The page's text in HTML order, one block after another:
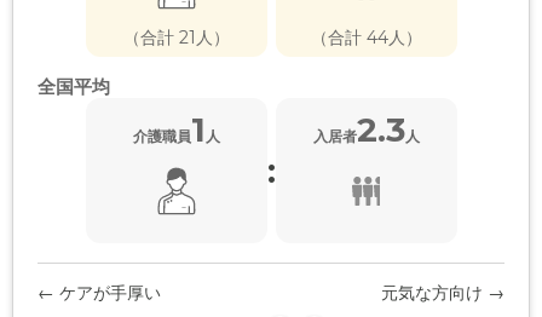
（合計 21人） （合計 44人）
全国平均
介護職員1 人
:
入居者2.3人
← ケアが手厚い 元気な方向け →